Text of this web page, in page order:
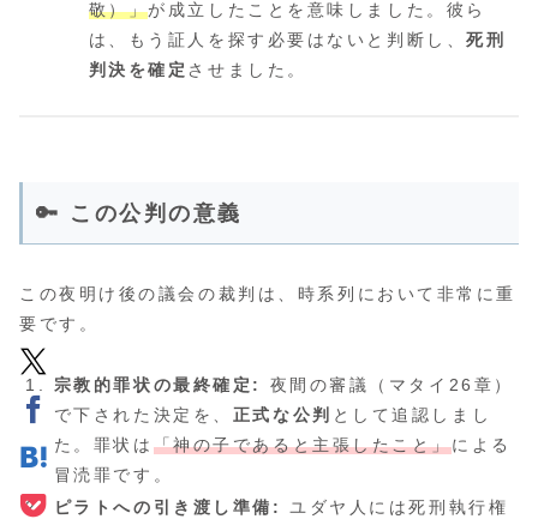
敬）」が成立したことを意味しました。彼ら
は、もう証人を探す必要はないと判断し、死刑
判決を確定 させました。
🔑 この公判の意義
この夜明け後の議会の裁判は、時系列において非常に重
要です。
宗教的罪状の最終確定:
夜間の審議（マタイ26章）
で下された決定を、 正式な公判 として追認しまし
た。罪状は 「神の子であると主張したこと」による
冒涜罪です。
ピラトへの引き渡し準備:
ユダヤ人には死刑執行権